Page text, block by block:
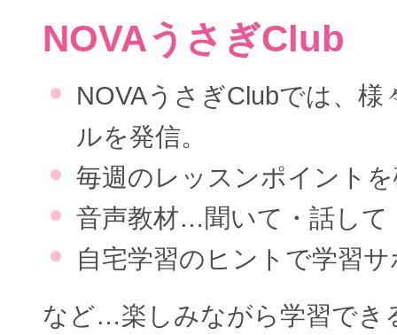
NOVAうさぎClub
NOVAうさぎClubでは、様
ルを発信。
毎週のレッスンポイント
音声教材…聞いて・話して
自宅学習のヒントで学習
など…楽しみながら学習でき